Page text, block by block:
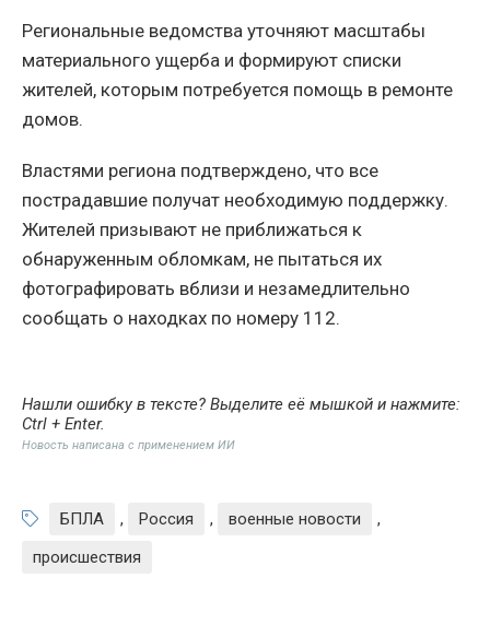
Региональные ведомства уточняют масштабы
материального ущерба и формируют списки
жителей, которым потребуется помощь в ремонте
домов.
Властями региона подтверждено, что все
пострадавшие получат необходимую поддержку.
Жителей призывают не приближаться к
обнаруженным обломкам, не пытаться их
фотографировать вблизи и незамедлительно
сообщать о находках по номеру 112.
Нашли ошибку в тексте? Выделите её мышкой и нажмите:
Ctrl + Enter.
Новость написана с применением ИИ
БПЛА , Россия , военные новости
,
происшествия